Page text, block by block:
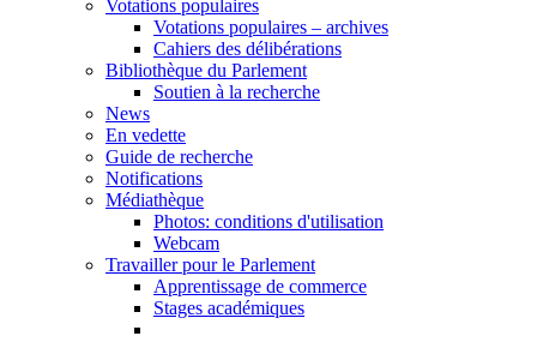
Votations populaires
Votations populaires – archives
Cahiers des délibérations
Bibliothèque du Parlement
Soutien à la recherche
News
En vedette
Guide de recherche
Notifications
Médiathèque
Photos: conditions d'utilisation
Webcam
Travailler pour le Parlement
Apprentissage de commerce
Stages académiques